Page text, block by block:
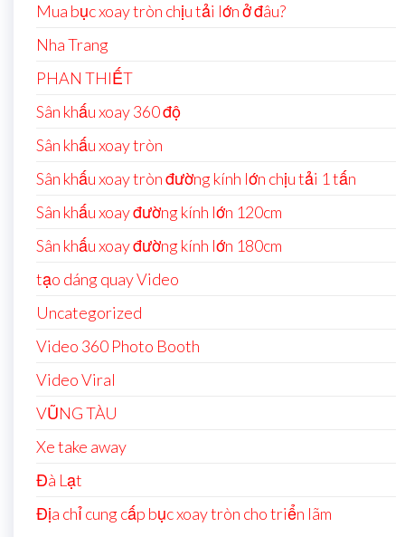
Mua bục xoay tròn chịu tải lớn ở đâu?
Nha Trang
PHAN THIẾT
Sân khấu xoay 360 độ
Sân khấu xoay tròn
Sân khấu xoay tròn đường kính lớn chịu tải 1 tấn
Sân khấu xoay đường kính lớn 120cm
Sân khấu xoay đường kính lớn 180cm
tạo dáng quay Video
Uncategorized
Video 360 Photo Booth
Video Viral
VŨNG TÀU
Xe take away
Đà Lạt
Địa chỉ cung cấp bục xoay tròn cho triển lãm